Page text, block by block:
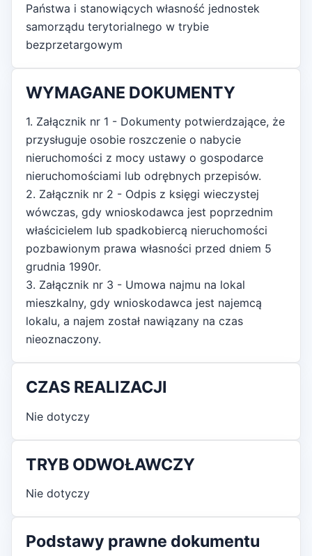
Państwa i stanowiących własność jednostek
samorządu terytorialnego w trybie
bezprzetargowym
WYMAGANE DOKUMENTY
1. Załącznik nr 1 - Dokumenty potwierdzające, że
przysługuje osobie roszczenie o nabycie
nieruchomości z mocy ustawy o gospodarce
nieruchomościami lub odrębnych przepisów.
2. Załącznik nr 2 - Odpis z księgi wieczystej
wówczas, gdy wnioskodawca jest poprzednim
właścicielem lub spadkobiercą nieruchomości
pozbawionym prawa własności przed dniem 5
grudnia 1990r.
3. Załącznik nr 3 - Umowa najmu na lokal
mieszkalny, gdy wnioskodawca jest najemcą
lokalu, a najem został nawiązany na czas
nieoznaczony.
CZAS REALIZACJI
Nie dotyczy
TRYB ODWOŁAWCZY
Nie dotyczy
Podstawy prawne dokumentu